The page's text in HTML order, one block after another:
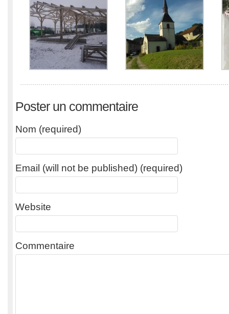
Poster un commentaire
Nom (required)
Email (will not be published) (required)
Website
Commentaire